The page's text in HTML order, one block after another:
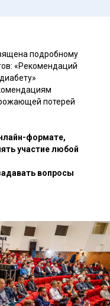
подробному
«Рекомендаций
потерей
формате,
участие любой
вопросы